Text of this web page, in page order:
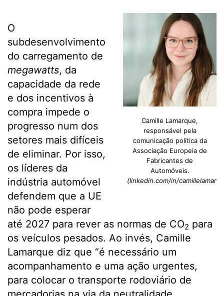
Camille Lamarque,
responsável pela
comunicação política da
Associação Europeia de
Fabricantes de
Automóveis.
(linkedin.com/in/
O
subdesenvolvimento
do carregamento de
megawatts, da
capacidade da rede
e dos incentivos à
compra impede o
progresso num dos
setores mais difíceis
de eliminar. Por isso,
os líderes da
indústria automóvel
defendem que a UE
não pode esperar
até 2027 para rever as normas de CO2 para
os veículos pesados. Ao invés, Camille
Lamarque diz que “é necessário um
acompanhamento e uma ação urgentes,
para colocar o transporte rodoviário de